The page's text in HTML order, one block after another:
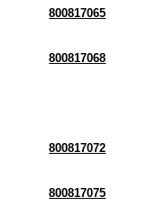
800817065
800817068
800817072
800817075